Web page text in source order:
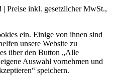
Preise inkl. gesetzlicher MwSt.,
ein. Einige von ihnen sind
unsere Website zu
über den Button „Alle
Auswahl vornehmen und
speichern.